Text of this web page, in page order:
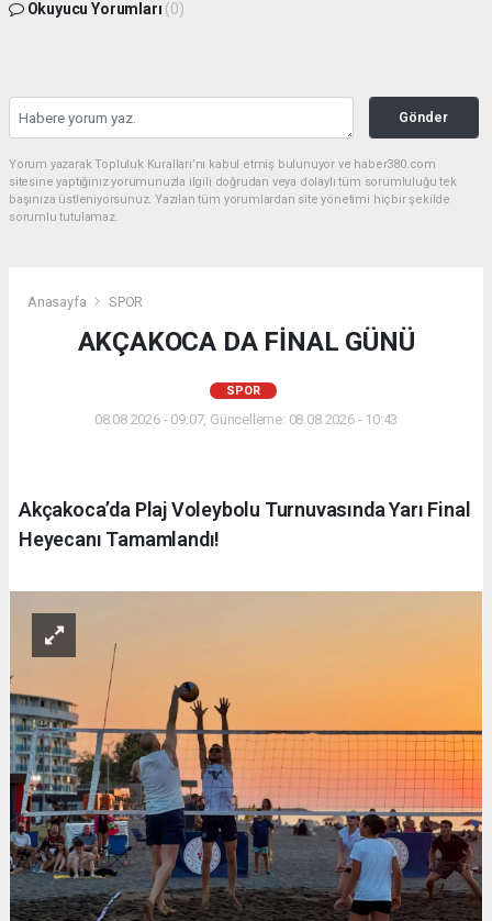
Okuyucu Yorumları (0)
Gönder
Yorum yazarak Topluluk Kuralları’nı kabul etmiş bulunuyor ve haber380.com
sitesine yaptığınız yorumunuzla ilgili doğrudan veya dolaylı tüm sorumluluğu tek
başınıza üstleniyorsunuz. Yazılan tüm yorumlardan site yönetimi hiçbir şekilde
sorumlu tutulamaz.
Anasayfa SPOR
AKÇAKOCA DA FİNAL GÜNÜ
SPOR
08.08.2026 - 09:07, Güncelleme: 08.08.2026 - 10:43
Akçakoca’da Plaj Voleybolu Turnuvasında Yarı Final
Heyecanı Tamamlandı!